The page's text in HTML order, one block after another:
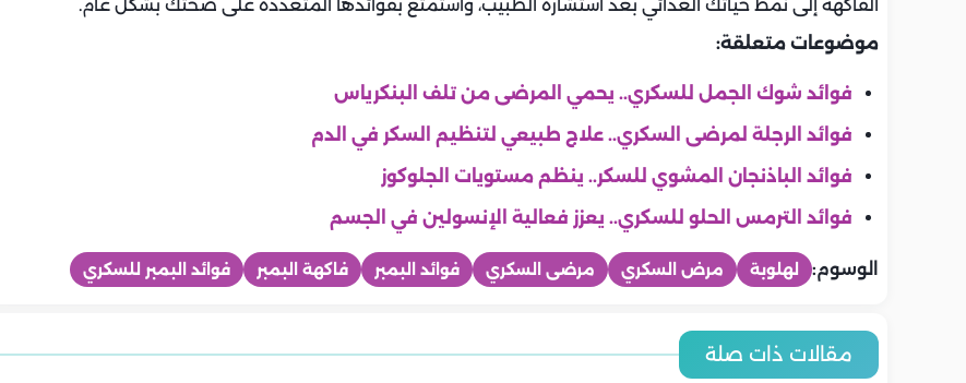
الفاكهة إلى نمط حياتك الغذائي بعد استشارة الطبيب، واستمتع بفوائدها المتعددة على صحتك بشكل عام.
موضوعات متعلقة:
فوائد شوك الجمل للسكري.. يحمي المرضى من تلف البنكرياس
فوائد الرجلة لمرضى السكري.. علاج طبيعي لتنظيم السكر في الدم
فوائد الباذنجان المشوي للسكر.. ينظم مستويات الجلوكوز
فوائد الترمس الحلو للسكري.. يعزز فعالية الإنسولين في الجسم
الوسوم: لهلوبة مرض السكري مرضى السكري فوائد البمبر فاكهة البمبر فوائد البمبر للسكري
مقالات ذات صلة
7 معلومات مهمة عن فيروس
هانتا.. كل ما يجب أن تعرفه لحماية
مخاطر الالتهاب السحائي على
إرشادات طبية لحماية مرضى
ماذا أفعل في وقت نوبات الغضب؟
صحة
أعراض فيروس HFMD وكيفية